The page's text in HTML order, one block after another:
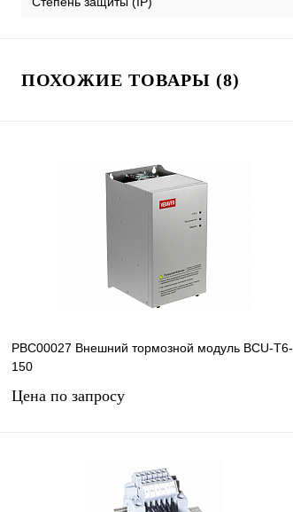
ПОХОЖИЕ ТОВАРЫ (8)
PBC00027 Внешний тормозной модуль BCU-T6-
150
Цена по запросу
Запросить цену